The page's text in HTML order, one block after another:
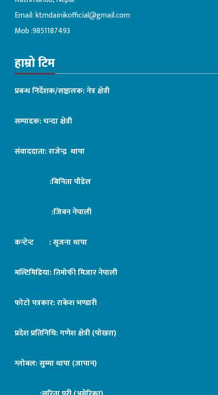
Email:ktmdainikofficial@gmail.com
Mob :9851187493
हाम्रो टिम
प्रबन्ध निर्देशक/सञ्चालक: नेत्र क्षेत्री
सम्पादक: चन्दा क्षेत्री
संवाददाता: राजेन्द्र थापा
:बिनिता पौडेल
:जिबन नेपाली
कन्टेन्ट : सृजना थापा
मल्टिमिडिया: तिमोफी मिजार नेपाली
फोटो पत्रकार: राकेश भण्डारी
प्रदेश प्रतिनिधि: गणेश क्षेत्री (पोखरा)
ग्लोबल: सुम्मा थापा (जापान)